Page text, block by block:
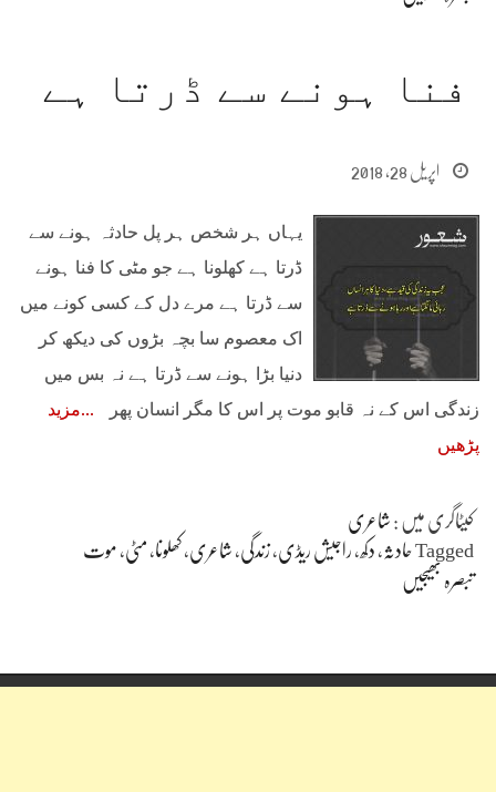
فنا ہونے سے ڈرتا ہے
اپریل 28, 2018
یہاں ہر شخص ہر پل حادثہ ہونے سے
ڈرتا ہے کھلونا ہے جو مٹی کا فنا ہونے
سے ڈرتا ہے مرے دل کے کسی کونے میں
اک معصوم سا بچہ بڑوں کی دیکھ کر
دنیا بڑا ہونے سے ڈرتا ہے نہ بس میں
زندگی اس کے نہ قابو موت پر اس کا مگر انسان پھر
مزید
پڑھیں
کیٹاگری میں : شاعری
Taggedحادثہ، دکھ، راجیش ریڈی،زندگی، شاعری، کھلونا، مٹی، موت
تبصرہ بھیجیں